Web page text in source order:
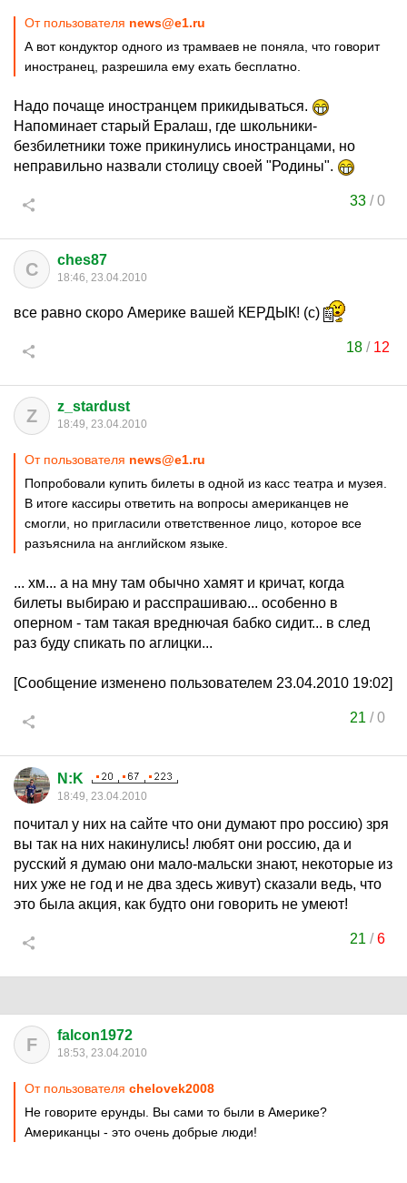
От пользователя news@e1.ru
А вот кондуктор одного из трамваев не поняла, что говорит
иностранец, разрешила ему ехать бесплатно.
Надо почаще иностранцем прикидываться.
Напоминает старый Ералаш, где школьники-
безбилетники тоже прикинулись иностранцами, но
неправильно назвали столицу своей "Родины".
33 /0
C ches87
18:46, 23.04.2010
все равно скоро Америке вашей КЕРДЫК! (с)
18/ 12
Z z_stardust
18:49, 23.04.2010
От пользователя news@e1.ru
Попробовали купить билеты в одной из касс театра и музея.
В итоге кассиры ответить на вопросы американцев не
смогли, но пригласили ответственное лицо, которое все
разъяснила на английском языке.
... хм... а на мну там обычно хамят и кричат, когда
билеты выбираю и расспрашиваю... особенно в
оперном - там такая вреднючая бабко сидит... в след
раз буду спикать по аглицки...
[Сообщение изменено пользователем 23.04.2010 19:02]
21 /0
N:K
18:49, 23.04.2010
почитал у них на сайте что они думают про россию) зря
вы так на них накинулись! любят они россию, да и
русский я думаю они мало-мальски знают, некоторые из
них уже не год и не два здесь живут) сказали ведь, что
это была акция, как будто они говорить не умеют!
21 /6
F falcon1972
18:53, 23.04.2010
От пользователя chelovek2008
Не говорите ерунды. Вы сами то были в Америке?
Американцы - это очень добрые люди!